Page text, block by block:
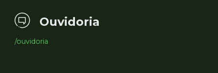
Ouvidoria
/ouvidoria